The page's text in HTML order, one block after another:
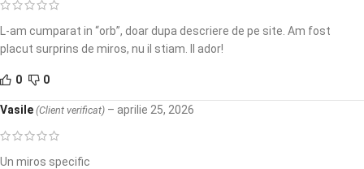
L-am cumparat in “orb”, doar dupa descriere de pe site. Am fost
placut surprins de miros, nu il stiam. Il ador!
0 0
Vasile (Client verificat) – aprilie 25, 2026
Un miros specific